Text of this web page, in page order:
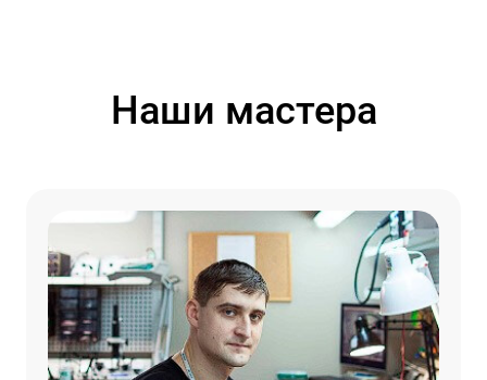
Наши мастера